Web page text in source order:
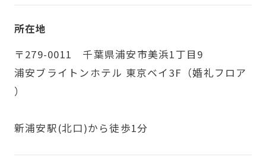
所在地
〒279-0011 千葉県浦安市美浜1丁目9
浦安ブライトンホテル 東京ベイ3F（婚礼フロア
）
新浦安駅(北口)から徒歩1分